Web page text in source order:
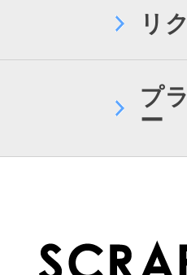
リ
プ
ー